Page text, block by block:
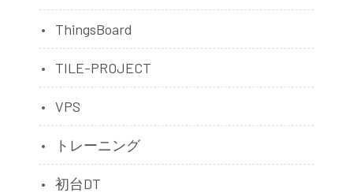
ThingsBoard
TILE-PROJECT
VPS
トレーニング
初台DT